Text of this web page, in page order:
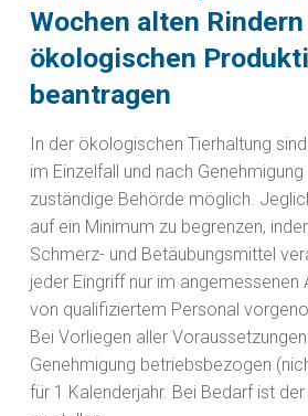
Wochen alten
ökologischen
beantragen
In der ökologischen Tierhaltung
im Einzelfall und nach
zuständige Behörde möglich.
auf ein Minimum zu begrenzen,
Schmerz- und Betäubungsmittel
jeder Eingriff nur im angemessenen
von qualifiziertem Personal
Bei Vorliegen aller
Genehmigung betriebsbezogen
für 1 Kalenderjahr. Bei Bedarf ist